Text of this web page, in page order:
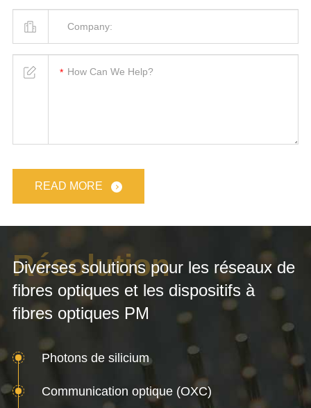
READ MORE
Diverses solutions pour les réseaux de
fibres optiques et les dispositifs à
fibres optiques PM
Résolution
Photons de silicium
Communication optique (OXC)